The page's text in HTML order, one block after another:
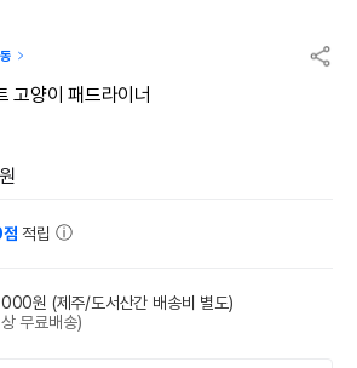
고양이 패드라이너
원
적립
원 (제주/도서산간 배송비 별도)
무료배송)